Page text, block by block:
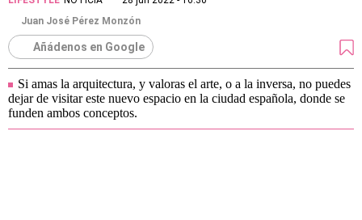
Juan José Pérez Monzón
Añádenos en Google
Si amas la arquitectura, y valoras el arte, o a la inversa, no puedes
dejar de visitar este nuevo espacio en la ciudad española, donde se
funden ambos conceptos.